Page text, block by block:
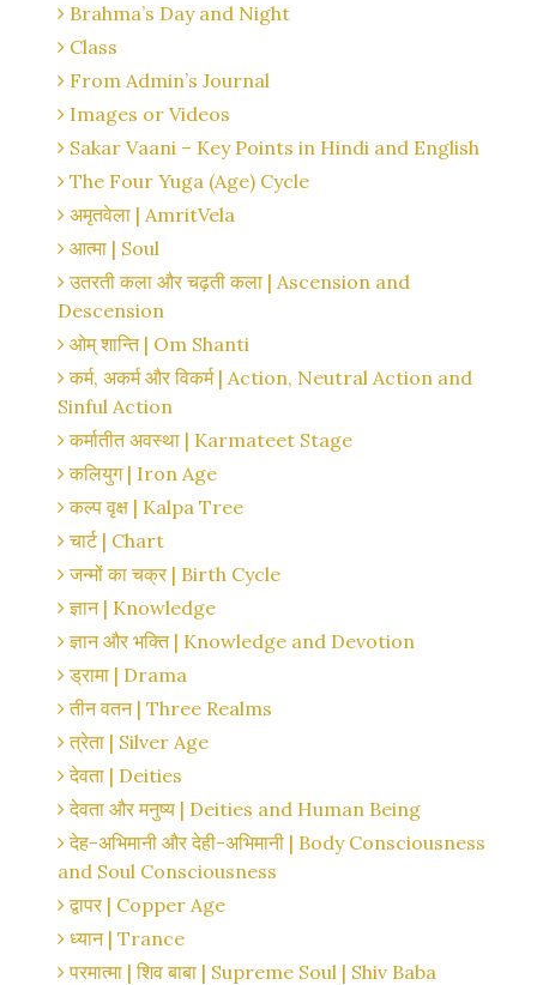
Brahma’s Day and Night
Class
From Admin’s Journal
Images or Videos
Sakar Vaani – Key Points in Hindi and English
The Four Yuga (Age) Cycle
अमृतवेला | AmritVela
आत्मा | Soul
उतरती कला और चढ़ती कला | Ascension and
Descension
ओम् शान्ति | Om Shanti
कर्म, अकर्म और विकर्म | Action, Neutral Action and
Sinful Action
कर्मातीत अवस्था | Karmateet Stage
कलियुग | Iron Age
कल्प वृक्ष | Kalpa Tree
चार्ट | Chart
जन्मों का चक्र | Birth Cycle
ज्ञान | Knowledge
ज्ञान और भक्ति | Knowledge and Devotion
ड्रामा | Drama
तीन वतन | Three Realms
त्रेता | Silver Age
देवता | Deities
देवता और मनुष्य | Deities and Human Being
देह-अभिमानी और देही-अभिमानी | Body Consciousness
and Soul Consciousness
द्वापर | Copper Age
ध्यान | Trance
परमात्मा | शिव बाबा | Supreme Soul | Shiv Baba